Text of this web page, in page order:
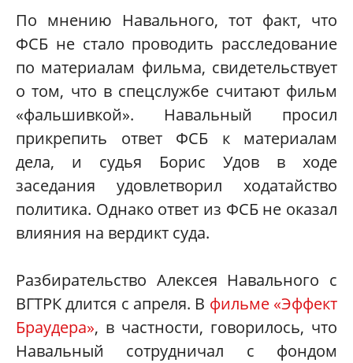
По мнению Навального, тот факт, что
ФСБ не стало проводить расследование
по материалам фильма, свидетельствует
о том, что в спецслужбе считают фильм
«фальшивкой». Навальный просил
прикрепить ответ ФСБ к материалам
дела, и судья Борис Удов в ходе
заседания удовлетворил ходатайство
политика. Однако ответ из ФСБ не оказал
влияния на вердикт суда.
Разбирательство Алексея Навального с
ВГТРК длится с апреля. В фильме «Эффект
Браудера», в частности, говорилось, что
Навальный сотрудничал с фондом